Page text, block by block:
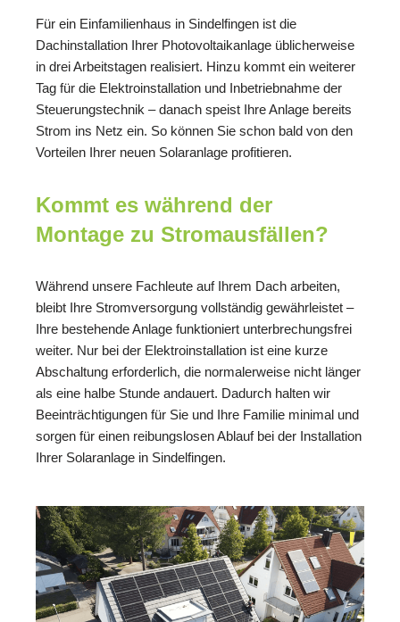
Für ein Einfamilienhaus in Sindelfingen ist die
Dachinstallation Ihrer Photovoltaikanlage üblicherweise
in drei Arbeitstagen realisiert. Hinzu kommt ein weiterer
Tag für die Elektroinstallation und Inbetriebnahme der
Steuerungstechnik – danach speist Ihre Anlage bereits
Strom ins Netz ein. So können Sie schon bald von den
Vorteilen Ihrer neuen Solaranlage profitieren.
Kommt es während der
Montage zu Stromausfällen?
Während unsere Fachleute auf Ihrem Dach arbeiten,
bleibt Ihre Stromversorgung vollständig gewährleistet –
Ihre bestehende Anlage funktioniert unterbrechungsfrei
weiter. Nur bei der Elektroinstallation ist eine kurze
Abschaltung erforderlich, die normalerweise nicht länger
als eine halbe Stunde andauert. Dadurch halten wir
Beeinträchtigungen für Sie und Ihre Familie minimal und
sorgen für einen reibungslosen Ablauf bei der Installation
Ihrer Solaranlage in Sindelfingen.